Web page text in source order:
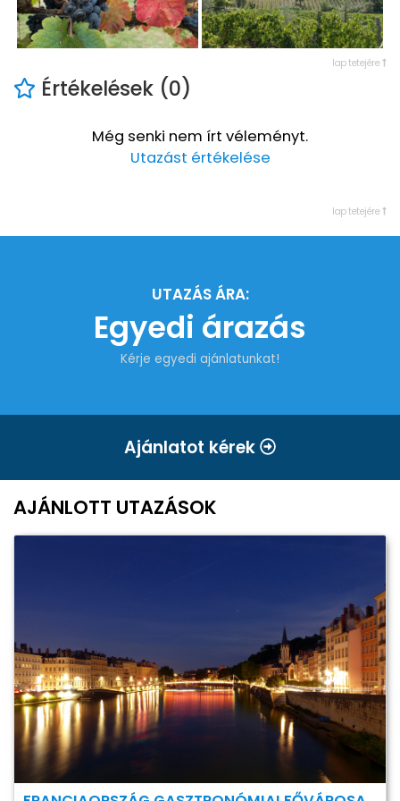
lap tetejére
Értékelések (0)
Még senki nem írt véleményt.
Utazást értékelése
lap tetejére
UTAZÁS ÁRA:
Egyedi árazás
Kérje egyedi ajánlatunkat!
Ajánlatot kérek
AJÁNLOTT UTAZÁSOK